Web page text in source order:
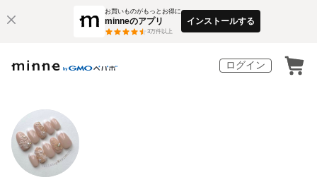
お買いものがもっとお得に
minneのアプリ
3万件以上
インストールする
ログイン